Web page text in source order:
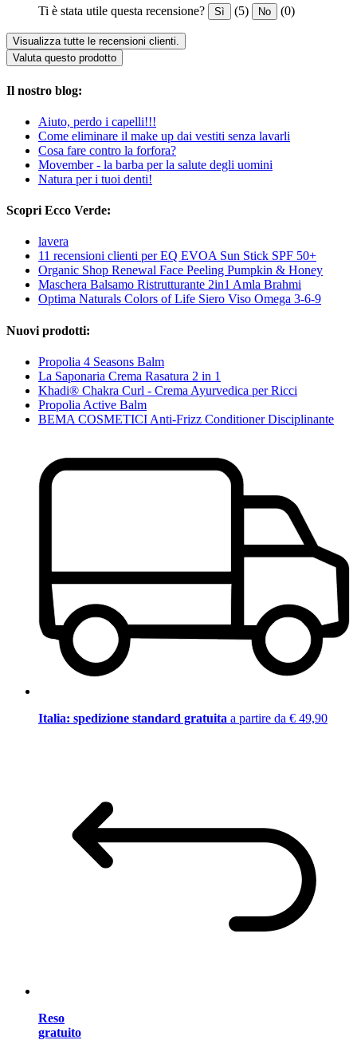
Ti è stata utile questa recensione? Sì (5) No (0)
Visualizza tutte le recensioni clienti.
Valuta questo prodotto
Il nostro blog:
Aiuto, perdo i capelli!!!
Come eliminare il make up dai vestiti senza lavarli
Cosa fare contro la forfora?
Movember - la barba per la salute degli uomini
Natura per i tuoi denti!
Scopri Ecco Verde:
lavera
11 recensioni clienti per EQ EVOA Sun Stick SPF 50+
Organic Shop Renewal Face Peeling Pumpkin & Honey
Maschera Balsamo Ristrutturante 2in1 Amla Brahmi
Optima Naturals Colors of Life Siero Viso Omega 3-6-9
Nuovi prodotti:
Propolia 4 Seasons Balm
La Saponaria Crema Rasatura 2 in 1
Khadi® Chakra Curl - Crema Ayurvedica per Ricci
Propolia Active Balm
BEMA COSMETICI Anti-Frizz Conditioner Disciplinante
Italia: spedizione standard gratuita a partire da € 49,90
Reso
gratuito